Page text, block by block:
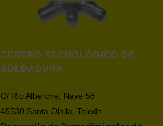
CENTRO TECNOLÓGICO DE
SOLDADURA
C/ Rio Alberche, Nave 58
45530 Santa Olalla, Toledo